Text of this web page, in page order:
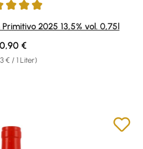
von 4.91 von 5 Sternen
2025 13,5% vol. 0,75l
€ / 1 Liter)
Preis:
€